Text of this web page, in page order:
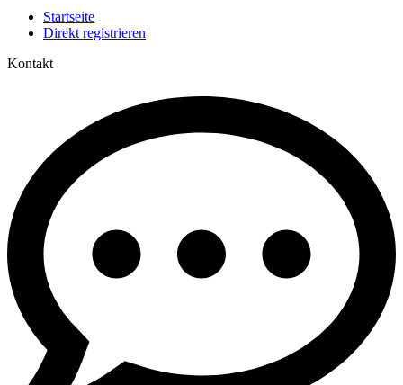
Startseite
Direkt registrieren
Kontakt